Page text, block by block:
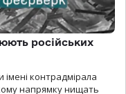
російських
імені контрадмірала
напрямку нищать